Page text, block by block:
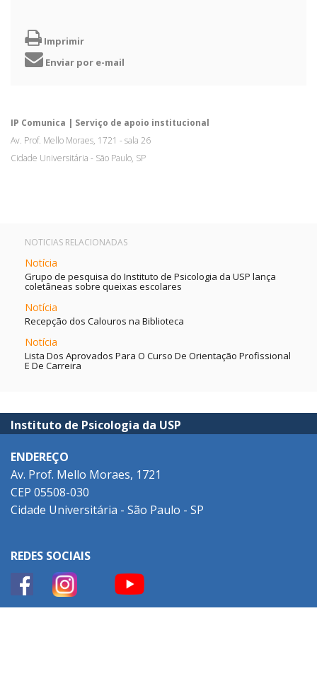
Imprimir
Enviar por e-mail
IP Comunica | Serviço de apoio institucional
Av. Prof. Mello Moraes, 1721 - sala 26
Cidade Universitária - São Paulo, SP
NOTICIAS RELACIONADAS
Notícia
Grupo de pesquisa do Instituto de Psicologia da USP lança
coletâneas sobre queixas escolares
Notícia
Recepção dos Calouros na Biblioteca
Notícia
Lista Dos Aprovados Para O Curso De Orientação Profissional
E De Carreira
Instituto de Psicologia da USP
ENDEREÇO
Av. Prof. Mello Moraes, 1721
CEP 05508-030
Cidade Universitária - São Paulo - SP
REDES SOCIAIS